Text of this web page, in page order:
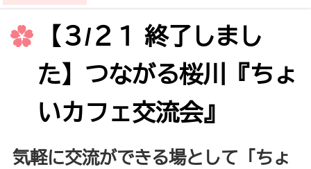
【３/２１ 終了しまし
た】つながる桜川『ちょ
いカフェ交流会』
気軽に交流ができる場として「ちょ